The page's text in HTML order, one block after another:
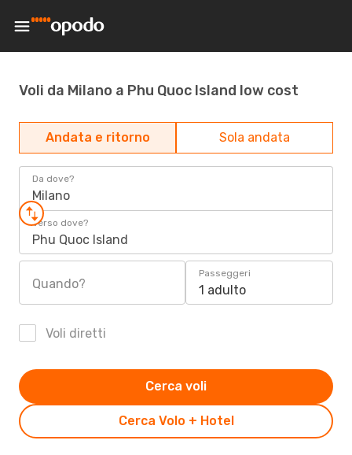
Voli da Milano a Phu Quoc Island low cost
Andata e ritorno Sola andata
Da dove?
Milano
Verso dove?
Phu Quoc Island
Quando?
Passeggeri
1 adulto
Voli diretti
Cerca Volo + Hotel
Cerca voli